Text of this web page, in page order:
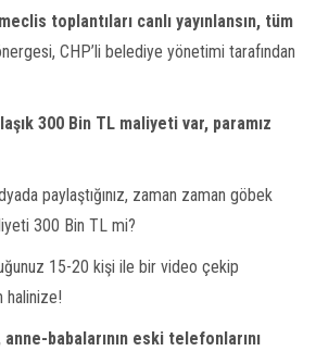
toplantıları canlı yayınlansın, tüm
CHP’li belediye yönetimi tarafından
300 Bin TL maliyeti var, paramız
paylaştığınız, zaman zaman göbek
300 Bin TL mi?
15-20 kişi ile bir video çekip
halinize!
babalarının eski telefonlarını